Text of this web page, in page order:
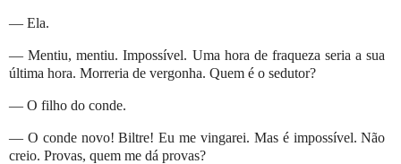
— Ela.
— Mentiu, mentiu. Impossível. Uma hora de fraqueza seria a sua
última hora. Morreria de vergonha. Quem é o sedutor?
— O filho do conde.
— O conde novo! Biltre! Eu me vingarei. Mas é impossível. Não
creio. Provas, quem me dá provas?